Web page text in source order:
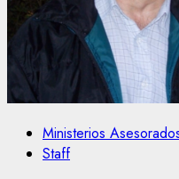
Ministerios
Staff